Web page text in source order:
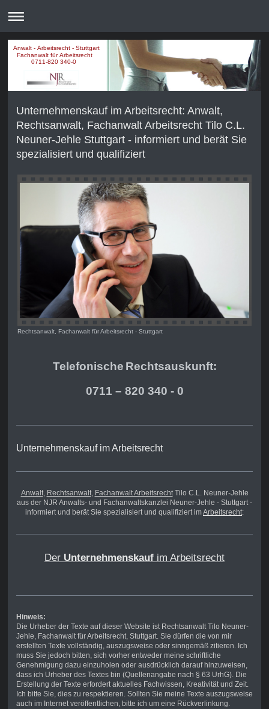
Anwalt - Arbeitsrecht - Stuttgart
Fachanwalt für Arbeitsrecht
0711-820 340-0
Unternehmenskauf im Arbeitsrecht: Anwalt,
Rechtsanwalt, Fachanwalt Arbeitsrecht Tilo C.L.
Neuner-Jehle Stuttgart - informiert und berät Sie
spezialisiert und qualifiziert
Rechtsanwalt, Fachanwalt für Arbeitsrecht - Stuttgart
Telefonische Rechtsauskunft:
0711 – 820 340 - 0
Unternehmenskauf im Arbeitsrecht
Anwalt, Rechtsanwalt, Fachanwalt ArbeitsrechtTilo C.L. Neuner-Jehle
aus der NJR Anwalts- und Fachanwaltskanzlei Neuner-Jehle - Stuttgart -
informiert und berät Sie spezialisiert und qualifiziert imArbeitsrecht:
Der Unternehmenskauf im Arbeitsrecht
Hinweis:
Die Urheber der Texte auf dieser Website ist Rechtsanwalt Tilo Neuner-
Jehle, Fachanwalt für Arbeitsrecht, Stuttgart. Sie dürfen die von mir
erstellten Texte vollständig, auszugsweise oder sinngemäß zitieren. Ich
muss Sie jedoch bitten, sich vorher entweder meine schriftliche
Genehmigung dazu einzuholen oder ausdrücklich darauf hinzuweisen,
dass ich Urheber des Textes bin (Quellenangabe nach § 63 UrhG). Die
Erstellung der Texte erfordert aktuelles Fachwissen, Kreativität und Zeit.
Ich bitte Sie, dies zu respektieren. Sollten Sie meine Texte auszugsweise
auch im Internet veröffentlichen, bitte ich um eine Rückverlinkung.